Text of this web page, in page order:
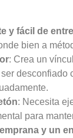
y fácil de
bien a
: Crea un
desconfiado
: Necesita
para
y un